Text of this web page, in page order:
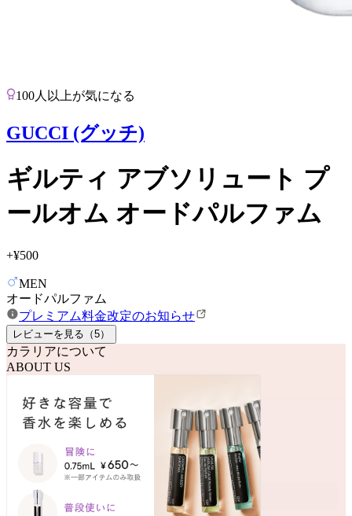
100人以上が気になる
GUCCI (グッチ)
ギルティ アブソリュート プ
ールオム オードパルファム
+¥500
MEN
オードパルファム
プレミアム料金改定のお知らせ
レビューを見る（5）
カラリアについて
ABOUT US